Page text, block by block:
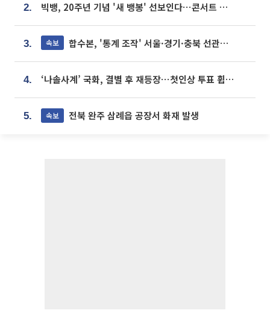
2. 빅뱅, 20주년 기념 '새 뱅봉' 선보인다⋯콘서트 앞두고 팝업 개최
3. 속보 합수본, '통계 조작' 서울·경기·충북 선관위 등 추가 압수수색
4. ‘나솔사계’ 국화, 결별 후 재등장⋯첫인상 투표 휩쓸고 ‘인기녀’ 등극
5. 속보 전북 완주 삼례읍 공장서 화재 발생